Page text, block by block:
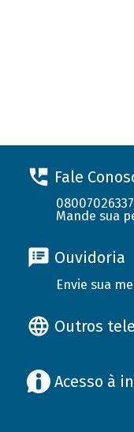
Fale
08007026337
Mande sua
Ouvidoria
Envie sua
Outros
Acesso à